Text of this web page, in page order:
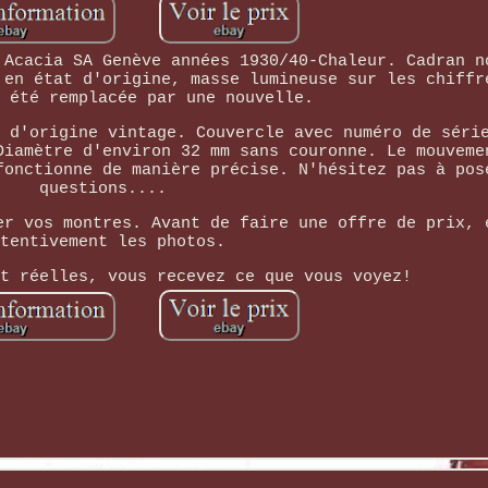
Acacia SA Genève années 1930/40-Chaleur. Cadran
en état d'origine, masse lumineuse sur les
remplacée par une nouvelle.
vintage. Couvercle avec numéro de
d'environ 32 mm sans couronne. Le
de manière précise. N'hésitez pas à
questions....
vos montres. Avant de faire une offre de prix,
les photos.
réelles, vous recevez ce que vous voyez!